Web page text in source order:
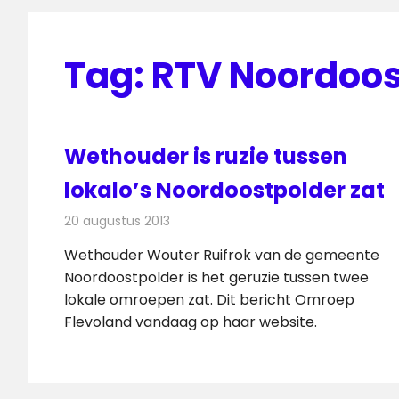
Tag: RTV
Wethouder is ruzie tussen
lokalo’s Noordoostpolder zat
20 augustus 2013
Wethouder Wouter Ruifrok van de gemeente
Noordoostpolder is het geruzie tussen twee
lokale omroepen zat. Dit bericht Omroep
Flevoland vandaag op haar website.